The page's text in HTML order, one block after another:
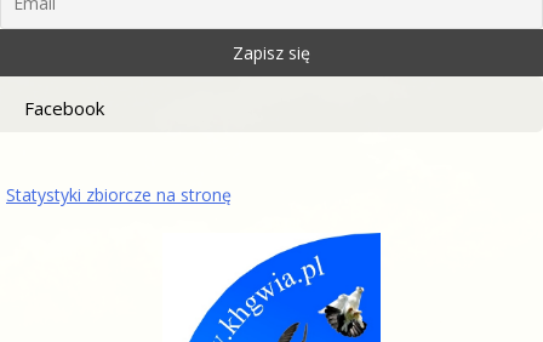
Facebook
Statystyki zbiorcze na stronę